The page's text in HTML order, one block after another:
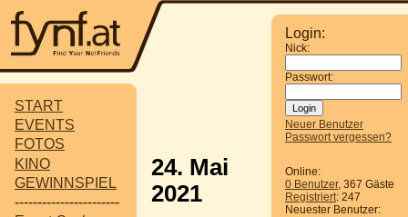
START
EVENTS
FOTOS
KINO
GEWINNSPIEL
-----------------------
Login:
Nick:
Passwort:
Neuer Benutzer
Passwort vergessen?
Online:
0 Benutzer, 367 Gäste
Registriert: 247
Neuester Benutzer:
24. Mai
2021